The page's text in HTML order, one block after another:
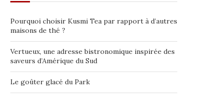
Pourquoi choisir Kusmi Tea par rapport à d’autres
maisons de thé ?
Vertueux, une adresse bistronomique inspirée des
saveurs d’Amérique du Sud
Le goûter glacé du Park